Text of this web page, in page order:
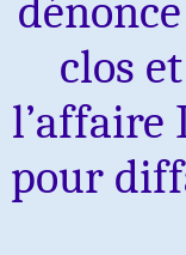
clos
l’affaire
pour